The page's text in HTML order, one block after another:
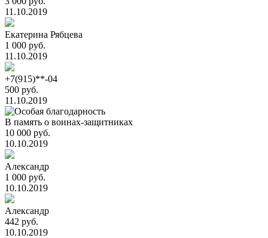
11.10.2019
Екатерина Рябцева
1 000 руб.
11.10.2019
+7(915)**-04
500 руб.
11.10.2019
В память о воинах-защитниках
10 000 руб.
10.10.2019
Александр
1 000 руб.
10.10.2019
Александр
442 руб.
10.10.2019